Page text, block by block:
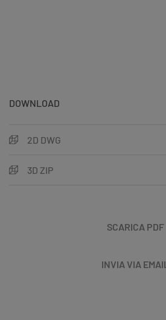
DOWNLOAD
2D DWG
3D ZIP
SCARICA PDF
INVIA VIA EMAIL